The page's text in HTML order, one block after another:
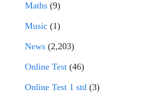
Maths (9)
Music (1)
News (2,203)
Online Test (46)
Online Test 1 std (3)